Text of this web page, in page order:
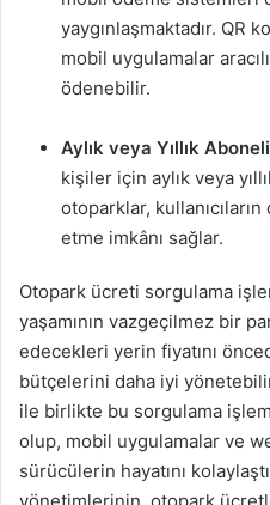
yaygınlaşmaktadır. QR
mobil uygulamalar
ödenebilir.
Aylık veya Yıllık
kişiler için aylık veya
otoparklar,
etme imkânı sağlar.
Otopark ücreti sorgulama
yaşamının vazgeçilmez bir
edecekleri yerin fiyatını
bütçelerini daha iyi
ile birlikte bu sorgulama
olup, mobil uygulamalar ve
sürücülerin hayatını